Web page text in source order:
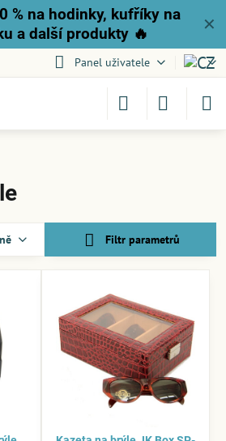
✕
% na hodinky, kufříky na
a další produkty 🔥
Panel uživatele
Filtr parametrů